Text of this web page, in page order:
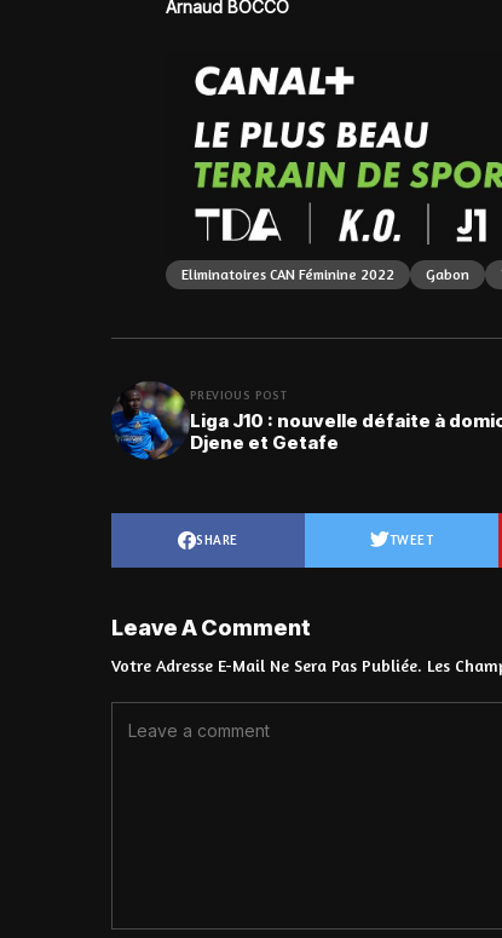
Arnaud BOCCO
Eliminatoires CAN Féminine 2022 Gabon
PREVIOUS POST
Liga J10 : nouvelle défaite à
Djene et Getafe
SHARE TWEET
Leave A Comment
Votre Adresse E-Mail Ne Sera Pas Publiée. Les